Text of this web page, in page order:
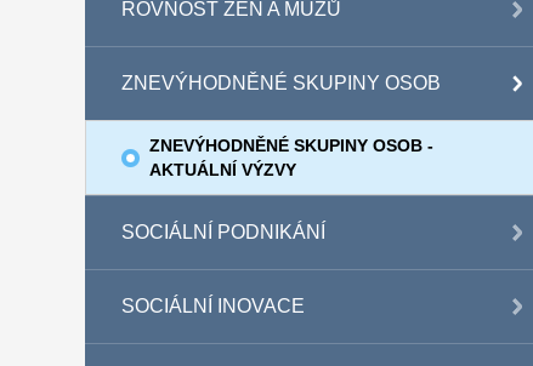
ROVNOST ŽEN A MUŽŮ
ZNEVÝHODNĚNÉ SKUPINY OSOB
ZNEVÝHODNĚNÉ SKUPINY OSOB -
AKTUÁLNÍ VÝZVY
SOCIÁLNÍ PODNIKÁNÍ
SOCIÁLNÍ INOVACE